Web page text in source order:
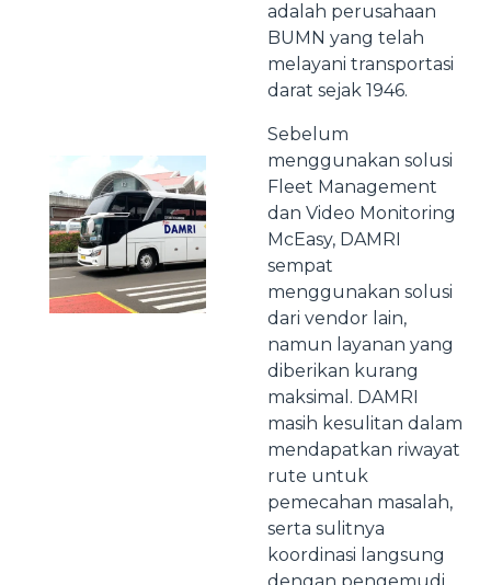
adalah perusahaan
BUMN yang telah
melayani transportasi
darat sejak 1946.
Sebelum
menggunakan solusi
Fleet Management
dan Video Monitoring
McEasy, DAMRI
sempat
menggunakan solusi
dari vendor lain,
namun layanan yang
diberikan kurang
maksimal. DAMRI
masih kesulitan dalam
mendapatkan riwayat
rute untuk
pemecahan masalah,
serta sulitnya
koordinasi langsung